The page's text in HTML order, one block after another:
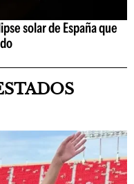
solar de España que